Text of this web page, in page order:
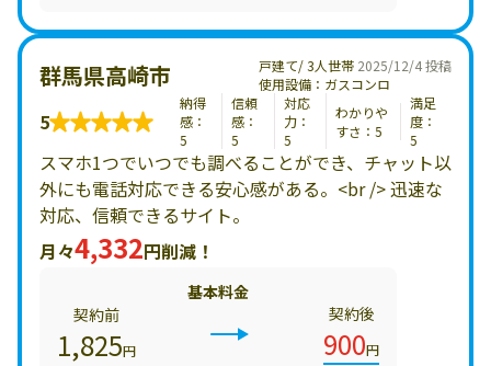
2025/12/4 投稿
群馬県高崎市
戸建て/ 3人世帯
使用設備：ガスコンロ
5
納得
感：
5
信頼
感：
5
対応
力：
5
わかりや
すさ：5
満足
度：
5
スマホ1つでいつでも調べることができ、チャット以
外にも電話対応できる安心感がある。<br /> 迅速な
対応、信頼できるサイト。
月々4,332円削減！
基本料金
契約前
1,825円
契約後
900円